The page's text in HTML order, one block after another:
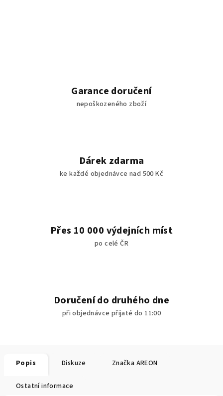
Garance doručení
nepoškozeného zboží
Dárek zdarma
ke každé objednávce nad 500 Kč
Přes 10 000 výdejních míst
po celé ČR
Doručení do druhého dne
při objednávce přijaté do 11:00
Popis Diskuze Značka AREON
Ostatní informace